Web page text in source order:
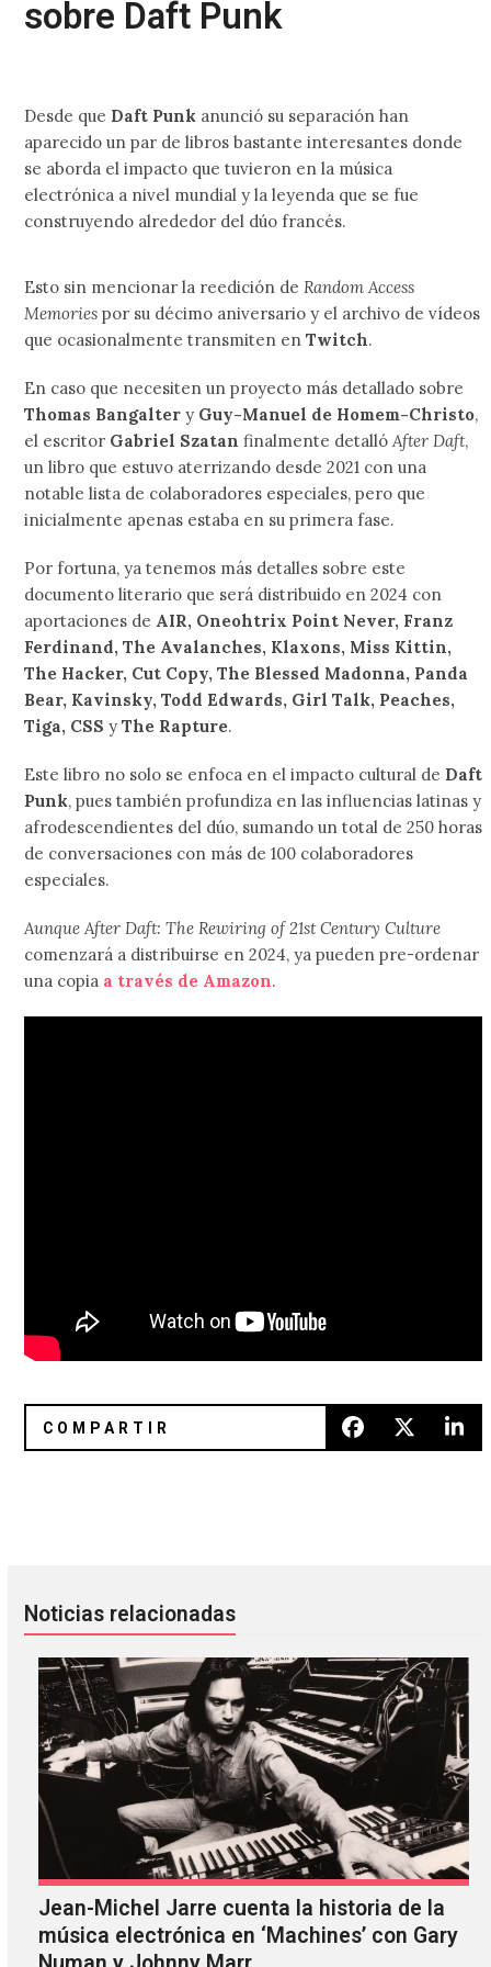
sobre Daft Punk
Desde que Daft Punk anunció su separación han
aparecido un par de libros bastante interesantes donde
se aborda el impacto que tuvieron en la música
electrónica a nivel mundial y la leyenda que se fue
construyendo alrededor del dúo francés.
Esto sin mencionar la reedición de Random Access
Memories por su décimo aniversario y el archivo de vídeos
que ocasionalmente transmiten enTwitch.
En caso que necesiten un proyecto más detallado sobre
Thomas Bangalter y Guy-Manuel de Homem-Christo,
el escritor Gabriel Szatan finalmente detalló After Daft,
un libro que estuvo aterrizando desde 2021 con una
notable lista de colaboradores especiales, pero que
inicialmente apenas estaba en su primera fase.
Por fortuna, ya tenemos más detalles sobre este
documento literario que será distribuido en 2024 con
aportaciones de AIR, Oneohtrix Point Never, Franz
Ferdinand, The Avalanches, Klaxons, Miss Kittin,
The Hacker, Cut Copy, The Blessed Madonna, Panda
Bear, Kavinsky, Todd Edwards, Girl Talk, Peaches,
Tiga, CSS yThe Rapture.
Este libro no solo se enfoca en el impacto cultural de Daft
Punk, pues también profundiza en las influencias latinas y
afrodescendientes del dúo, sumando un total de 250 horas
de conversaciones con más de 100 colaboradores
especiales.
Aunque After Daft: The Rewiring of 21st Century Culture
comenzará a distribuirse en 2024, ya pueden pre-ordenar
una copia a través de Amazon.
Noticias relacionadas
Jean-Michel Jarre cuenta la historia de la
música electrónica en ‘Machines’ con Gary